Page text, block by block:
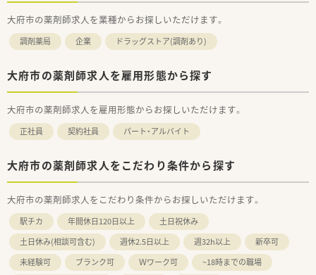
大府市の薬剤師求人を業種からお探しいただけます。
調剤薬局 企業 ドラッグストア(調剤あり)
大府市の薬剤師求人を雇用形態から探す
大府市の薬剤師求人を雇用形態からお探しいただけます。
正社員 契約社員 パート・アルバイト
大府市の薬剤師求人をこだわり条件から探す
大府市の薬剤師求人をこだわり条件からお探しいただけます。
駅チカ 年間休日120日以上
土日祝休み
土日休み(相談可含む)
週休2.5日以上 週32h以上
新卒可
未経験可
ブランク可 Ｗワーク可
~18時までの職場